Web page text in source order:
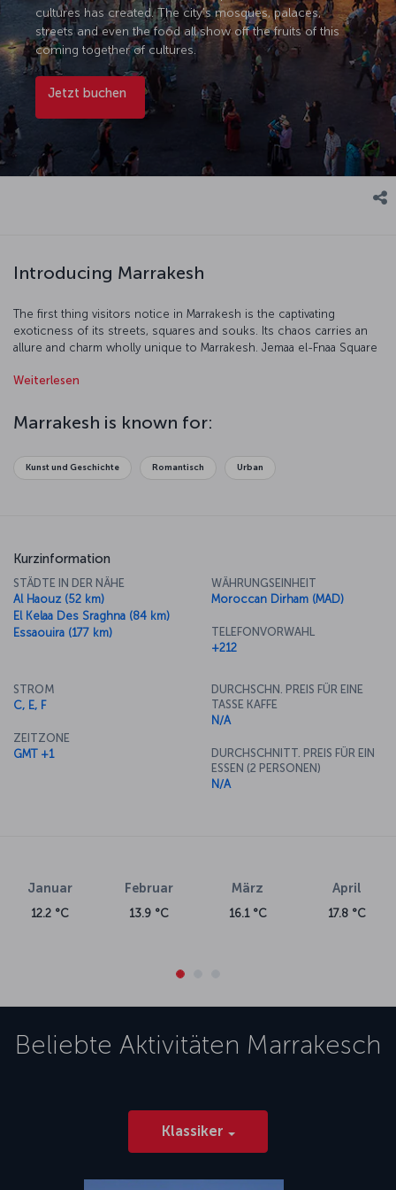
cultures has created. The city’s mosques, palaces,
streets and even the food all show off the fruits of this
coming together of cultures.
Jetzt buchen
Introducing Marrakesh
The first thing visitors notice in Marrakesh is the captivating
exoticness of its streets, squares and souks. Its chaos carries an
allure and charm wholly unique to Marrakesh. Jemaa el-Fnaa Square
architecture, especially the elaborately decorated palaces,
city is a major gateway for people going to cities like Essaouira and
into the Sahara Desert, and it’s also the ideal place to try the
Weiterlesen
Marrakesh is known for:
Kunst und Geschichte Romantisch Urban
Kurzinformation
STÄDTE IN DER NÄHE
Al Haouz (52 km)
El Kelaa Des Sraghna (84 km)
Essaouira (177 km)
WÄHRUNGSEINHEIT
Moroccan Dirham (MAD)
TELEFONVORWAHL
+212
STROM
C, E, F
ZEITZONE
GMT +1
DURCHSCHN. PREIS FÜR EINE
TASSE KAFFE
N/A
DURCHSCHNITT. PREIS FÜR EIN
ESSEN (2 PERSONEN)
N/A
Januar
12.2 °C
Februar
13.9 °C
März
16.1 °C
April
17.8 °C
Beliebte Aktivitäten Marrakesch
Klassiker